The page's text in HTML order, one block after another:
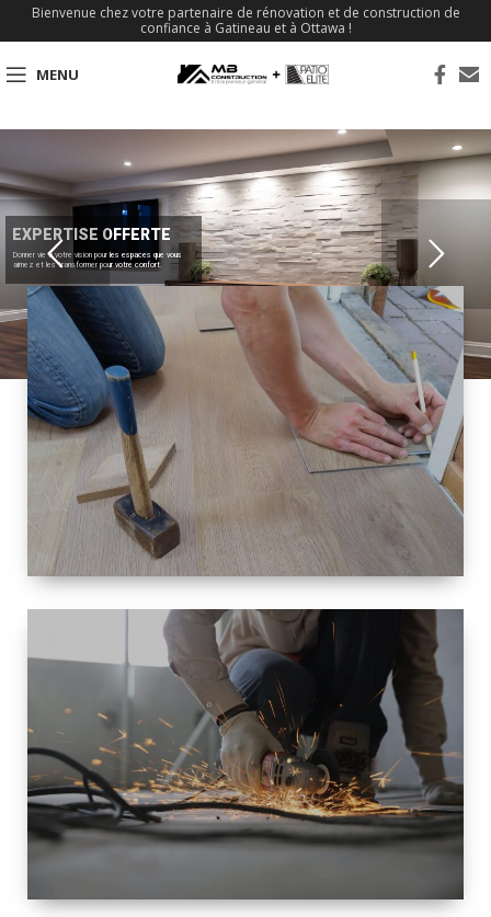
Bienvenue chez votre partenaire de rénovation et de construction de
confiance à Gatineau et à Ottawa !
MENU
EXPERTISE OFFERTE
Donner vie à votre vision pour les espaces que vous
aimez et les transformer pour votre confort.
TAILLE
PETITE À
GRANDE
RÉNOVATION